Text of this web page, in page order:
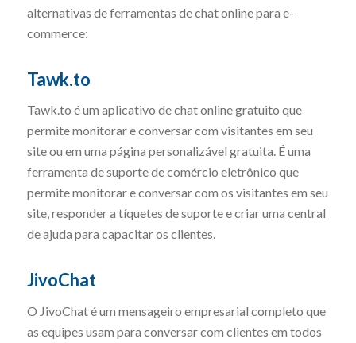
alternativas de ferramentas de chat online para e-
commerce:
Tawk.to
Tawk.to é um aplicativo de chat online gratuito que
permite monitorar e conversar com visitantes em seu
site ou em uma página personalizável gratuita. É uma
ferramenta de suporte de comércio eletrônico que
permite monitorar e conversar com os visitantes em seu
site, responder a tíquetes de suporte e criar uma central
de ajuda para capacitar os clientes.
JivoChat
O JivoChat é um mensageiro empresarial completo que
as equipes usam para conversar com clientes em todos